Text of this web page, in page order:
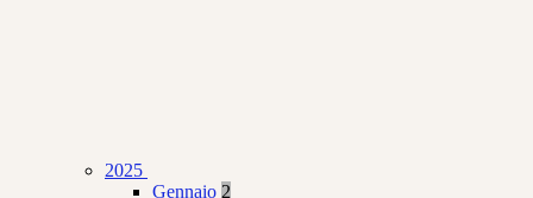
2025
Gennaio 2